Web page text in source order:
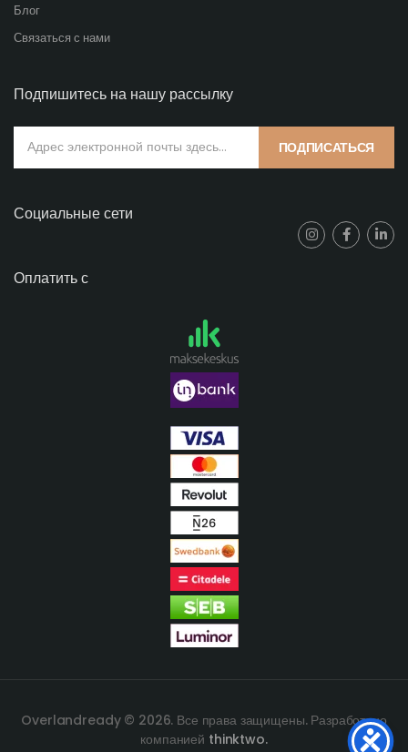
Блог
Связаться с нами
Подпишитесь на нашу рассылку
ПОДПИСАТЬСЯ
Социальные сети
Оплатить с
Overlandready © 2026. Все права защищены. Разработано
компанией thinktwo.